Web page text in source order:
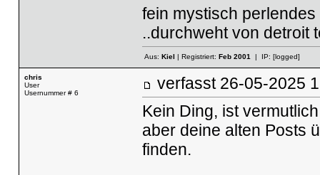
fein mystisch
..durchweht von detroit
Aus: Kiel | Registriert: Feb 2001| IP: [logged]
chris
User
Usernummer # 6
verfasst 26-05-
Kein Ding, ist
aber deine alten Posts
finden.